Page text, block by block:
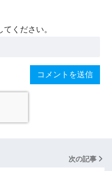
てください。
次の記事